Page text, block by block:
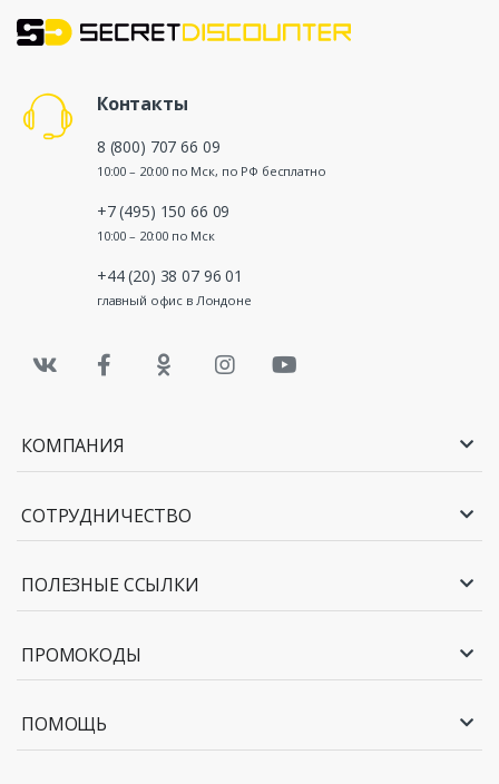
Контакты
8 (800) 707 66 09
10:00 – 20:00 по Мск, по РФ бесплатно
+7 (495) 150 66 09
10:00 – 20:00 по Мск
+44 (20) 38 07 96 01
главный офис в Лондоне
КОМПАНИЯ
СОТРУДНИЧЕСТВО
ПОЛЕЗНЫЕ ССЫЛКИ
ПРОМОКОДЫ
ПОМОЩЬ